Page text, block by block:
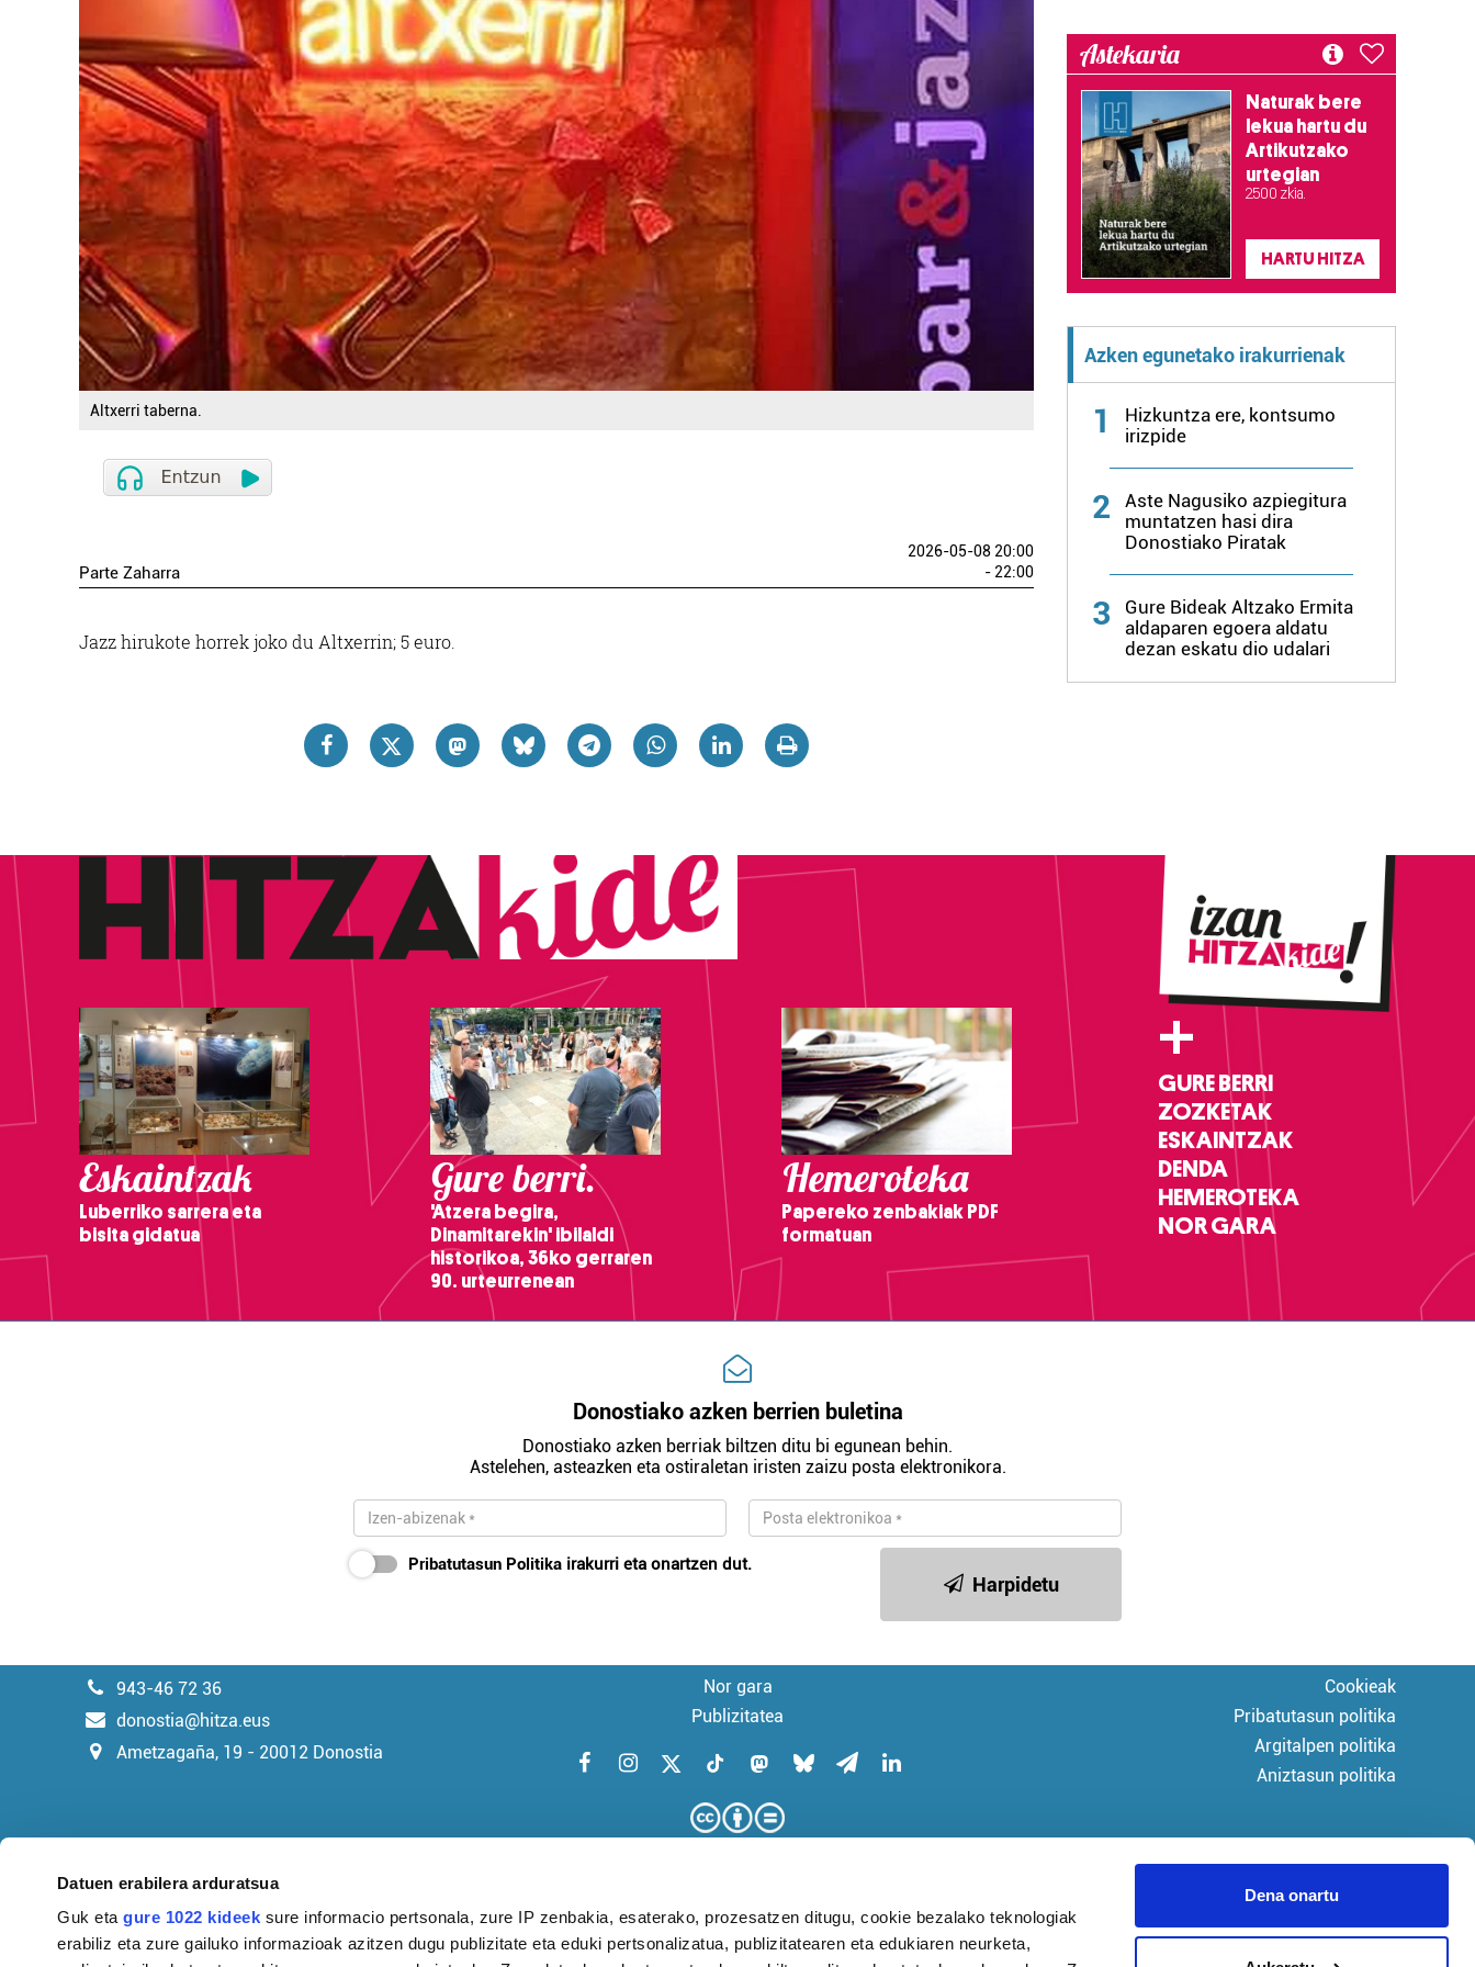
Datuen erabilera arduratsua
Guk etagure 1022 kideek sure informacio pertsonala, zure IP zenbakia, esaterako, prozesatzen ditugu, cookie bezalako teknologiak
erabiliz eta zure gailuko informazioak azitzen dugu publizitate eta eduki pertsonalizatua, publizitatearen eta edukiaren neurketa,
Dena onartu
Altxerri taberna.
Parte Zaharra
2026-05-08 20:00
- 22:00
Jazz hirukote horrek joko du Altxerrin; 5 euro.
Astekaria
Naturak bere
lekua hartu du
Artikutzako
urtegian
2.500 zkia.
HARTU HITZA
Azken egunetako irakurrienak
1
Hizkuntza ere, kontsumo
irizpide
2
Aste Nagusiko azpiegitura
muntatzen hasi dira
Donostiako Piratak
3
Gure Bideak Altzako Ermita
aldaparen egoera aldatu
dezan eskatu dio udalari
Eskaintzak
Luberriko sarrera eta
bisita gidatua
Gure berri.
'Atzera begira,
Dinamitarekin' ibilaldi
historikoa, 36ko gerraren
90. urteurrenean
Hemeroteka
Papereko zenbakiak PDF
formatuan
+
GURE BERRI
ZOZKETAK
ESKAINTZAK
DENDA
HEMEROTEKA
NOR GARA
Donostiako azken berrien buletina
Donostiako azken berriak biltzen ditu bi egunean behin.
Astelehen, asteazken eta ostiraletan iristen zaizu posta elektronikora.
Pribatutasun Politika irakurri eta onartzen dut.
Harpidetu
943-46 72 36
donostia@hitza.eus
Ametzagaña, 19 - 20012 Donostia
Nor gara
Publizitatea
KUDEAKETA AURRERATUARI
Cookieak
Pribatutasun politika
Argitalpen politika
Aniztasun politika